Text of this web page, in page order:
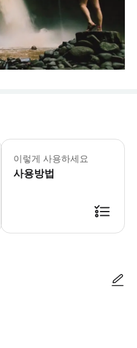
- 전문가 팁: * 폭포에서 사용할 여분
이렇게 사용하세요
사용방법